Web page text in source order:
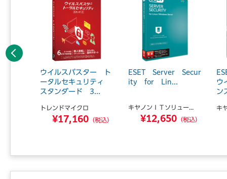
ウイルスバスター ト
ータルセキュリティ
スタンダード 3...
トレンドマイクロ
¥17,160 （税込）
ESET Server Secur
ity for Lin...
キヤノンＩＴソリュー...
¥12,650 （税込）
ウ
ン
キ
前へ